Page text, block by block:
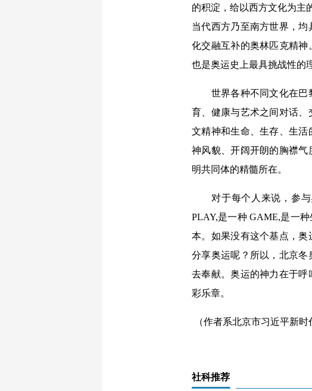
的积淀，给以西方文化为主
当代西方乃至南方世界，
化交融互补的奥林匹克精神
也是奥运史上最具挑战性的
世界各种不同文化在巴黎
育、健康与艺术之间对话、
文精神和生命、生存、生
神风貌、开阔开朗的胸襟
明共同体的精髓所在。
对于每个人来说，参与
PLAY,是一种 GAME,是一
本。如果没有这个基点，奥
分享奥运呢？所以，北京
去奉献。奥运的神力在于
彩乐章。
（作者系北京市习近平新
社科推荐